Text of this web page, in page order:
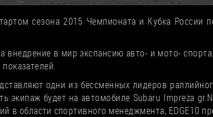
сезона 2015 Чемпионата и Кубка
внедрение в мир экспансию авто- и мото-
одни из бессменных лидеров
экипаж будет на автомобиле Subaru Impreza
области спортивного менеджмента, EDGE10